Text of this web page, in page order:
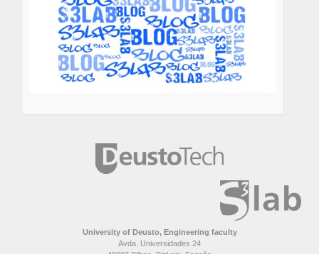
University of Deusto, Engineering faculty
Avda. Universidades 24